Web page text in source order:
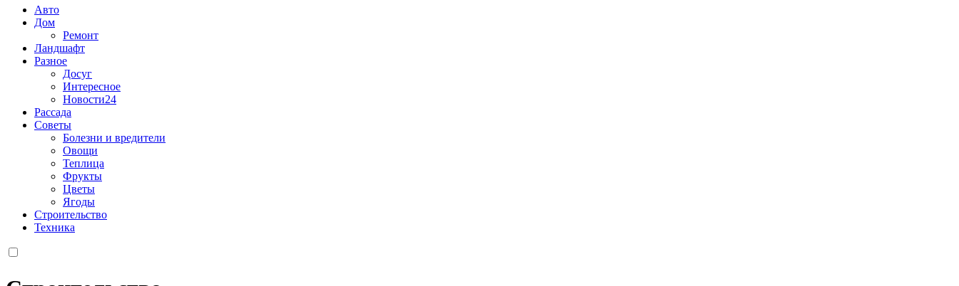
Авто
Дом
Ремонт
Ландшафт
Разное
Досуг
Интересное
Новости24
Рассада
Советы
Болезни и вредители
Овощи
Теплица
Фрукты
Цветы
Ягоды
Строительство
Техника